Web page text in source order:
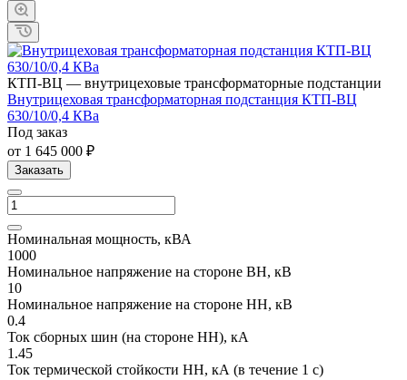
КТП-ВЦ — внутрицеховые трансформаторные подстанции
Внутрицеховая трансформаторная подстанция КТП-ВЦ
630/10/0,4 КВа
Под заказ
от 1 645 000 ₽
Заказать
Номинальная мощность, кВА
1000
Номинальное напряжение на стороне ВН, кВ
10
Номинальное напряжение на стороне НН, кВ
0.4
Ток сборных шин (на стороне НН), кА
1.45
Ток термической стойкости НН, кА (в течение 1 с)